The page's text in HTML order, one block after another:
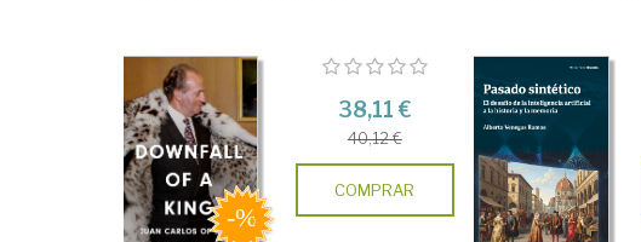
38,11 €
40,12 €
COMPRAR